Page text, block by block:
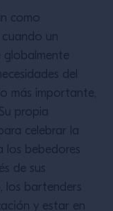
como
cuando un
globalmente
del
más importante,
propia
celebrar la
los bebedores
de sus
los bartenders
y estar en